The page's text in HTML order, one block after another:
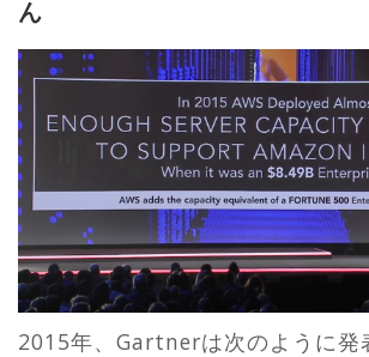
ん
2015年、Gartnerは次のように発